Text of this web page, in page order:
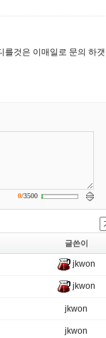
것은 이매일로 문의 하
0/3500
글쓴이
jkwon
jkwon
jkwon
jkwon